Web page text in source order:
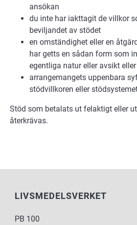
ansökan
du inte har iakttagit de villkor
beviljandet av stödet
en omständighet eller en
har getts en sådan form som
egentliga natur eller avsikt eller
arrangemangets uppenbara
stödvillkoren eller
Stöd som betalats ut felaktigt eller
återkrävas.
LIVSMEDELSVERKET
PB 100